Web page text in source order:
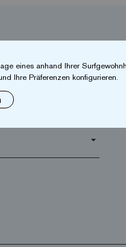
arrow_drop_down
eines anhand Ihrer
Ihre Präferenzen konfigurieren.